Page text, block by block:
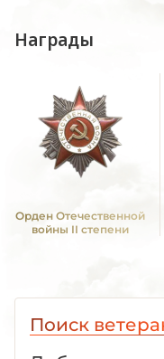
Награды
Орден Отечественной
войны II степени
Поиск